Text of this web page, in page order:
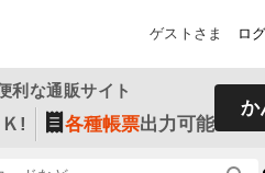
ゲストさま ロ
利な通販サイト
! 各種帳票出力可能
か